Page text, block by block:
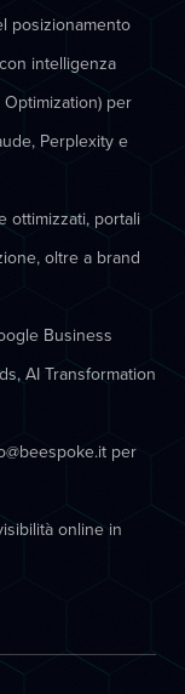
posizionamento
intelligenza
per
Perplexity e
ottimizzati, portali
oltre a brand
Business
AI Transformation
per
online in